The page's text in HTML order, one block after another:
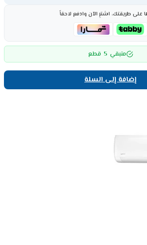
على طريقتك، اشترِ الآن وادفع لاحقاً
متبقي 5 قطع
إضافة إلى السلة